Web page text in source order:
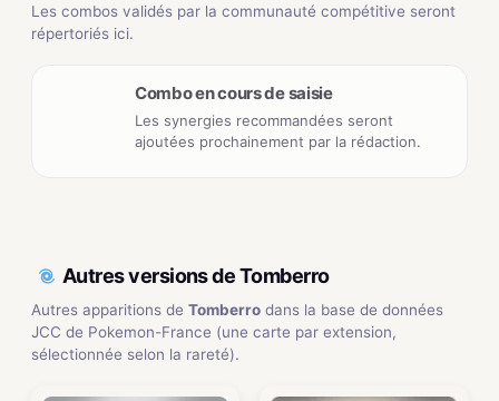
Les combos validés par la communauté compétitive seront
répertoriés ici.
Combo en cours de saisie
Les synergies recommandées seront
ajoutées prochainement par la rédaction.
Autres versions de Tomberro
Autres apparitions de Tomberro dans la base de données
JCC de Pokemon-France (une carte par extension,
sélectionnée selon la rareté).